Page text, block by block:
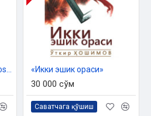
«Икки эшик ораси»
30 000 сўм
Саватчага қўшиш